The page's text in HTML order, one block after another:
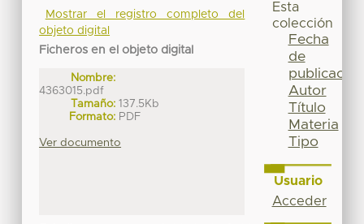
Mostrar el registro completo del
objeto digital
Ficheros en el objeto digital
Nombre:
4363015.pdf
Tamaño: 137.5Kb
Formato: PDF
Ver documento
Esta
colección
Fecha
de
publicación
Autor
Título
Materia
Tipo
Usuario
Acceder